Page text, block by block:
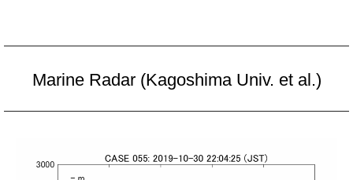
Marine Radar (Kagoshima Univ. et al.)